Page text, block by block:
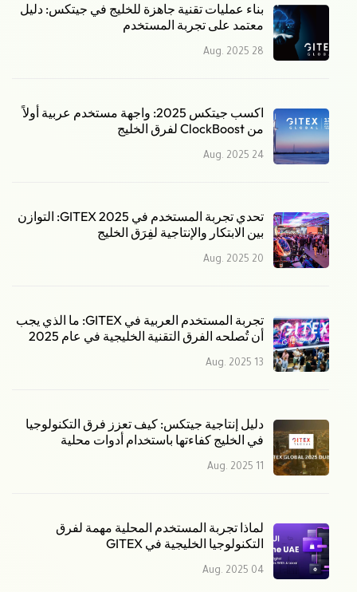
بناء عمليات تقنية جاهزة للخليج في جيتكس: دليل
معتمد على تجربة المستخدم
28 Aug. 2025
اكسب جيتكس 2025: واجهة مستخدم عربية أولاً
من ClockBoost لفرق الخليج
24 Aug. 2025
تحدي تجربة المستخدم في GITEX 2025: التوازن
بين الابتكار والإنتاجية لفِرَق الخليج
20 Aug. 2025
تجربة المستخدم العربية في GITEX: ما الذي يجب
أن تُصلحه الفرق التقنية الخليجية في عام 2025
13 Aug. 2025
دليل إنتاجية جيتكس: كيف تعزز فرق التكنولوجيا
في الخليج كفاءتها باستخدام أدوات محلية
11 Aug. 2025
لماذا تجربة المستخدم المحلية مهمة لفرق
التكنولوجيا الخليجية في GITEX
04 Aug. 2025